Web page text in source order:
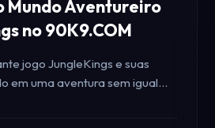
Mundo Aventureiro
no 90K9.COM
jogo JungleKings e suas
em uma aventura sem igual